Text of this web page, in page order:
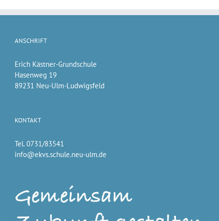
ANSCHRIFT
Erich Kästner-Grundschule
Hasenweg 19
89231 Neu-Ulm-Ludwigsfeld
KONTAKT
Tel. 0731/83541
info@ekvs.schule.neu-ulm.de